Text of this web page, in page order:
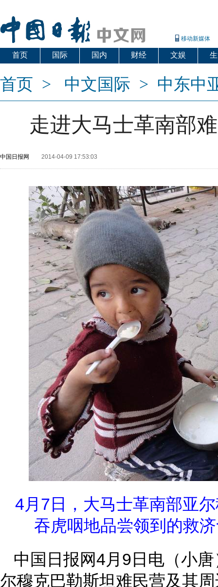
移动新媒体
首页 国际 国内 财经 文娱
首页 > 中文国际 > 中东中
走进大马士革南部
中国日报网 2014-04-09 17:53:03
4月7日，大马士革南部亚
吞虎咽地品尝领到的救
中国日报网4月9日电（小
尔穆克巴勒斯坦难民营及其